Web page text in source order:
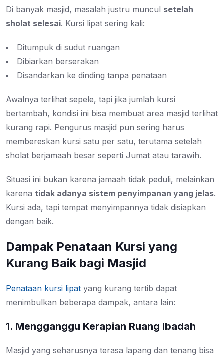
Di banyak masjid, masalah justru muncul setelah
sholat selesai. Kursi lipat sering kali:
Ditumpuk di sudut ruangan
Dibiarkan berserakan
Disandarkan ke dinding tanpa penataan
Awalnya terlihat sepele, tapi jika jumlah kursi
bertambah, kondisi ini bisa membuat area masjid terlihat
kurang rapi. Pengurus masjid pun sering harus
membereskan kursi satu per satu, terutama setelah
sholat berjamaah besar seperti Jumat atau tarawih.
Situasi ini bukan karena jamaah tidak peduli, melainkan
karena tidak adanya sistem penyimpanan yang jelas.
Kursi ada, tapi tempat menyimpannya tidak disiapkan
dengan baik.
Dampak Penataan Kursi yang
Kurang Baik bagi Masjid
Penataan kursi lipat yang kurang tertib dapat
menimbulkan beberapa dampak, antara lain:
1. Mengganggu Kerapian Ruang Ibadah
Masjid yang seharusnya terasa lapang dan tenang bisa